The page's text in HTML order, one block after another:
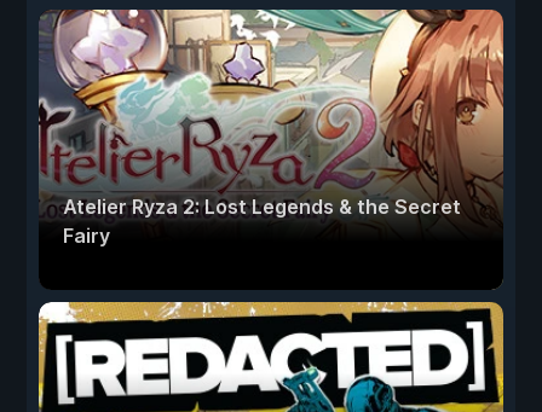
Atelier Ryza 2: Lost Legends & the Secret
Fairy